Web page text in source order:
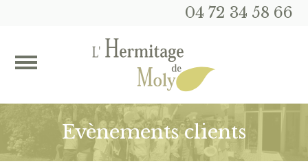
04 72 34 58 66
Evènements clients